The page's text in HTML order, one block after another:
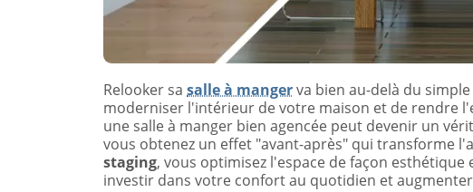
Relooker sa salle à mangerva bien au-delà du
moderniser l'intérieur de votre maison et de rendre
une salle à manger bien agencée peut devenir un
vous obtenez un effet "avant-après" qui transforme
staging, vous optimisez l'espace de façon
investir dans votre confort au quotidien et